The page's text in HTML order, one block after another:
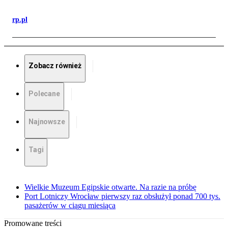
rp.pl
Zobacz również
Polecane
Najnowsze
Tagi
Wielkie Muzeum Egipskie otwarte. Na razie na próbę
Port Lotniczy Wrocław pierwszy raz obsłużył ponad 700 tys.
pasażerów w ciągu miesiąca
Promowane treści